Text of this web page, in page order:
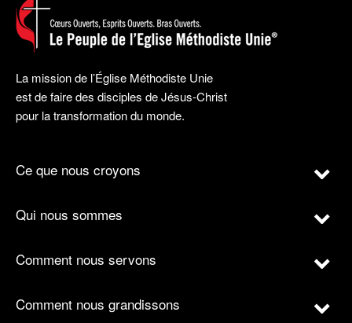
La mission de l’Église Méthodiste Unie
est de faire des disciples de Jésus-Christ
pour la transformation du monde.
Ce que nous croyons
Qui nous sommes
Comment nous servons
Comment nous grandissons